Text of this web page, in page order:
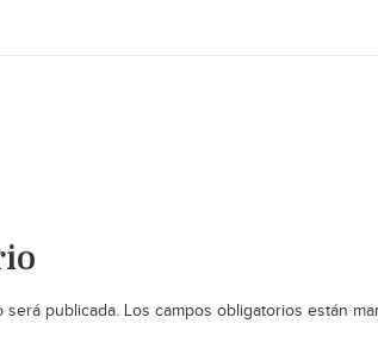
publicada. Los campos obligatorios están